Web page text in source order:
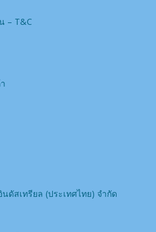
– T&C
ดัสเทรียล (ประเทศไทย) จํากัด